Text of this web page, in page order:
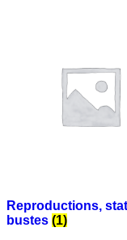
Reproductions,
bustes (1)